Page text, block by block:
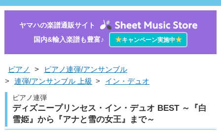
ヤマハの楽譜通販サイト
国内&輸入楽譜も豊富♪
★キャンペーン実施中★
ピアノ >
ピアノ連弾/アンサンブル
>
連弾/アンサンブル 上級 > イン・デュオ
ピアノ連弾
ディズニープリンセス・イン・デュオ BEST ～『白
雪姫』から『アナと雪の女王』まで～